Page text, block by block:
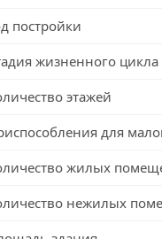
постройки
жизненного цикла
этажей
для
жилых
нежилых